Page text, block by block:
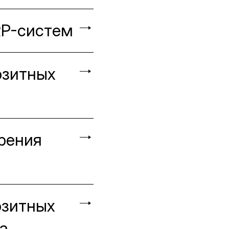
систем